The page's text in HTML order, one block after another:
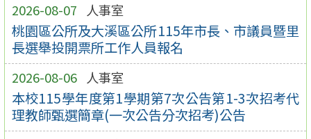
2026-08-07 人事室
桃園區公所及大溪區公所115年市長、市議員暨里
長選舉投開票所工作人員報名
2026-08-06 人事室
本校115學年度第1學期第7次公告第1-3次招考代
理教師甄選簡章(一次公告分次招考)公告